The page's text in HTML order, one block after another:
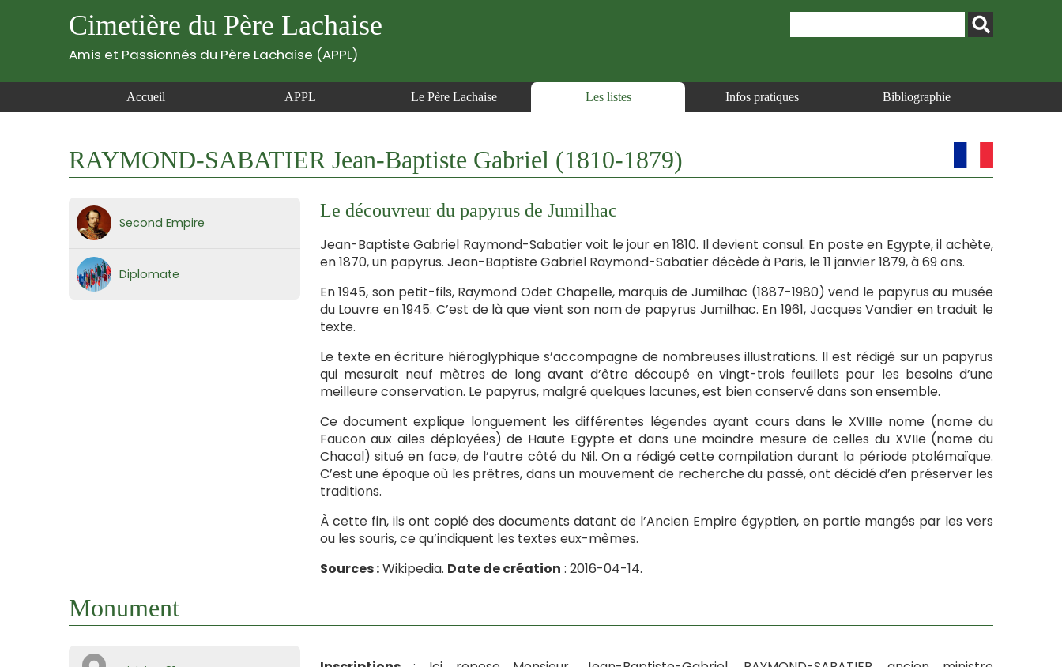
Cimetière du Père Lachaise
Amis et Passionnés du Père Lachaise (APPL)
Accueil APPL Le Père Lachaise Les listes Infos pratiques Bibliographie
RAYMOND-SABATIER Jean-Baptiste Gabriel (1810-1879)
Second Empire
Diplomate
Le découvreur du papyrus de Jumilhac
Jean-Baptiste Gabriel Raymond-Sabatier voit le jour en 1810. Il devient consul. En poste en Egypte, il achète,
en 1870, un papyrus. Jean-Baptiste Gabriel Raymond-Sabatier décède à Paris, le 11 janvier 1879, à 69 ans.
En 1945, son petit-fils, Raymond Odet Chapelle, marquis de Jumilhac (1887-1980) vend le papyrus au musée
du Louvre en 1945. C’est de là que vient son nom de papyrus Jumilhac. En 1961, Jacques Vandier en traduit le
texte.
Le texte en écriture hiéroglyphique s’accompagne de nombreuses illustrations. Il est rédigé sur un papyrus
qui mesurait neuf mètres de long avant d’être découpé en vingt-trois feuillets pour les besoins d’une
meilleure conservation. Le papyrus, malgré quelques lacunes, est bien conservé dans son ensemble.
Ce document explique longuement les différentes légendes ayant cours dans le XVIIIe nome (nome du
Faucon aux ailes déployées) de Haute Egypte et dans une moindre mesure de celles du XVIIe (nome du
Chacal) situé en face, de l’autre côté du Nil. On a rédigé cette compilation durant la période ptolémaïque.
C’est une époque où les prêtres, dans un mouvement de recherche du passé, ont décidé d’en préserver les
traditions.
À cette fin, ils ont copié des documents datant de l’Ancien Empire égyptien, en partie mangés par les vers
ou les souris, ce qu’indiquent les textes eux-mêmes.
Sources :Wikipedia. Date de création : 2016-04-14.
Monument